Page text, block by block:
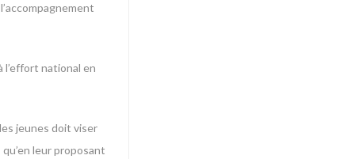
national en
jeunes doit viser
leur proposant